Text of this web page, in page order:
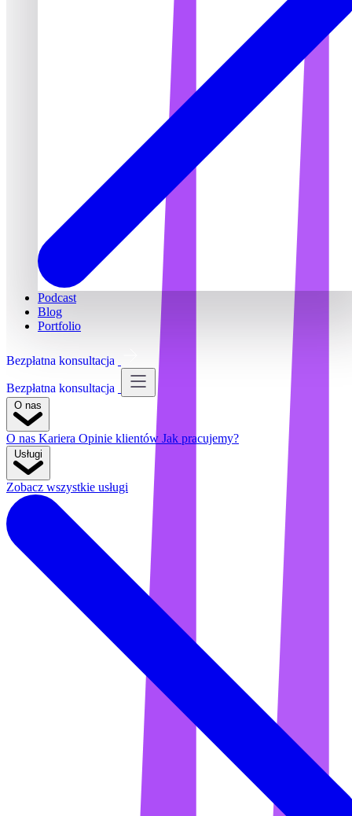
Podcast
Blog
Portfolio
Bezpłatna konsultacja
Bezpłatna konsultacja
O nas Kariera Opinie klientów Jak pracujemy?
Zobacz wszystkie usługi